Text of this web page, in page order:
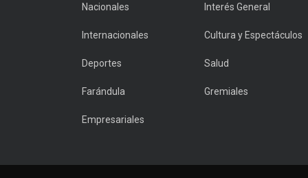
Nacionales Interés General
Internacionales Cultura y Espectáculos
Deportes Salud
Farándula Gremiales
Empresariales